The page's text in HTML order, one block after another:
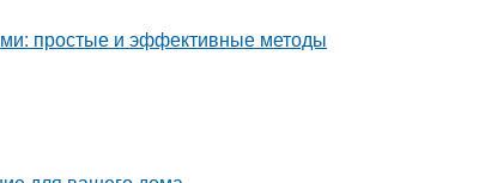
простые и эффективные методы